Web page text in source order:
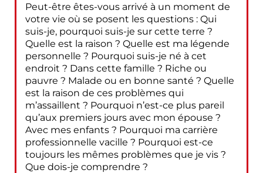
Peut-être êtes-vous arrivé à un moment de
votre vie où se posent les questions : Qui
suis-je, pourquoi suis-je sur cette terre ?
Quelle est la raison ? Quelle est ma légende
personnelle ? Pourquoi suis-je né à cet
endroit ? Dans cette famille ? Riche ou
pauvre ? Malade ou en bonne santé ? Quelle
est la raison de ces problèmes qui
m’assaillent ? Pourquoi n’est-ce plus pareil
qu’aux premiers jours avec mon épouse ?
Avec mes enfants ? Pourquoi ma carrière
professionnelle vacille ? Pourquoi est-ce
toujours les mêmes problèmes que je vis ?
Que dois-je comprendre ?